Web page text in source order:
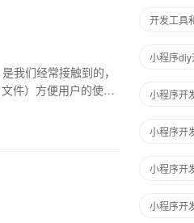
我们经常接触到的，
件）方便用户的使用
开发工具
小程序
小程序开
小程序开
小程序开
小程序开